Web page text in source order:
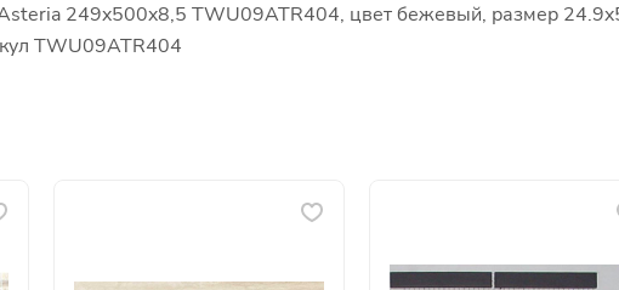
249x500x8,5 TWU09ATR404, цвет бежевый, размер
TWU09ATR404